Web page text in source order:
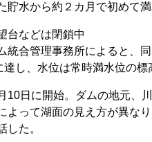
貯水から約２カ月で初めて
台などは閉鎖中
合管理事務所によると、
し、水位は常時満水位の標
日に開始。ダムの地元、
よって湖面の見え方が異な
した。